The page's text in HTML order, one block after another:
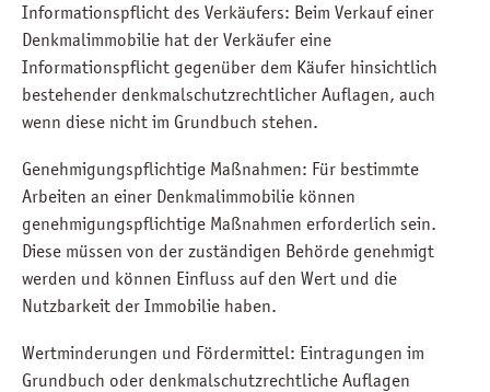
Informationspflicht des Verkäufers: Beim Verkauf einer
Denkmalimmobilie hat der Verkäufer eine
Informationspflicht gegenüber dem Käufer hinsichtlich
bestehender denkmalschutzrechtlicher Auflagen, auch
wenn diese nicht im Grundbuch stehen.
Genehmigungspflichtige Maßnahmen: Für bestimmte
Arbeiten an einer Denkmalimmobilie können
genehmigungspflichtige Maßnahmen erforderlich sein.
Diese müssen von der zuständigen Behörde genehmigt
werden und können Einfluss auf den Wert und die
Nutzbarkeit der Immobilie haben.
Wertminderungen und Fördermittel: Eintragungen im
Grundbuch oder denkmalschutzrechtliche Auflagen